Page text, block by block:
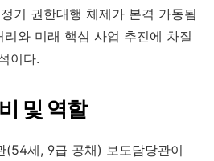
기 권한대행 체제가 본격 가동됨
와 미래 핵심 사업 추진에 차질
이다.
및 역할
(54세, 9급 공채) 보도담당관이